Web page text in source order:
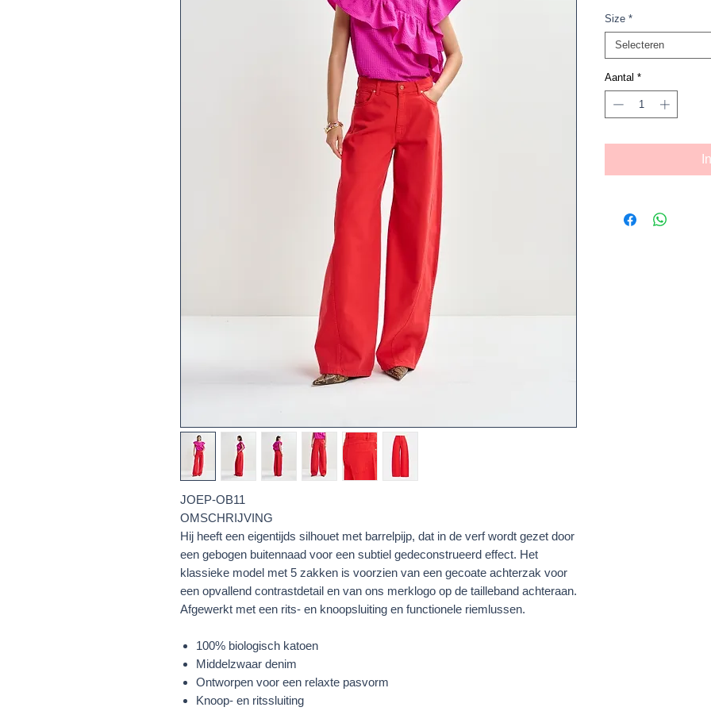
JOEP-OB11
OMSCHRIJVING
Hij heeft een eigentijds silhouet met barrelpijp, dat in de verf wordt gezet door
een gebogen buitennaad voor een subtiel gedeconstrueerd effect. Het
klassieke model met 5 zakken is voorzien van een gecoate achterzak voor
een opvallend contrastdetail en van ons merklogo op de tailleband achteraan.
Afgewerkt met een rits- en knoopsluiting en functionele riemlussen.
100% biologisch katoen
Middelzwaar denim
Ontworpen voor een relaxte pasvorm
Knoop- en ritssluiting
Size *
Selecteren
Aantal *